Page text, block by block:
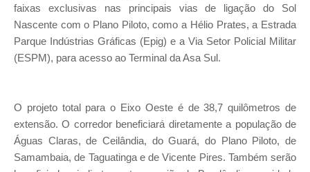
faixas exclusivas nas principais vias de ligação do Sol
Nascente com o Plano Piloto, como a Hélio Prates, a Estrada
Parque Indústrias Gráficas (Epig) e a Via Setor Policial Militar
(ESPM), para acesso ao Terminal da Asa Sul.
O projeto total para o Eixo Oeste é de 38,7 quilômetros de
extensão. O corredor beneficiará diretamente a população de
Águas Claras, de Ceilândia, do Guará, do Plano Piloto, de
Samambaia, de Taguatinga e de Vicente Pires. Também serão